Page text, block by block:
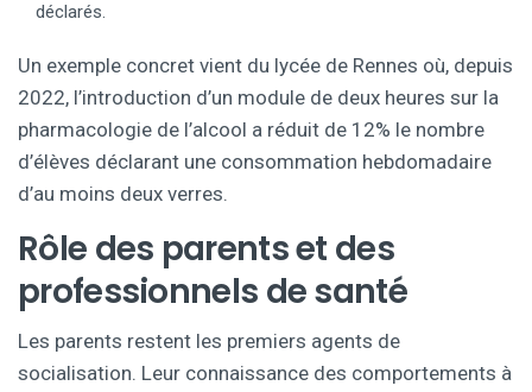
déclarés.
Un exemple concret vient du lycée de Rennes où, depuis
2022, l’introduction d’un module de deux heures sur la
pharmacologie de l’alcool a réduit de 12% le nombre
d’élèves déclarant une consommation hebdomadaire
d’au moins deux verres.
Rôle des parents et des
professionnels de santé
Les parents restent les premiers agents de
socialisation. Leur connaissance des comportements à